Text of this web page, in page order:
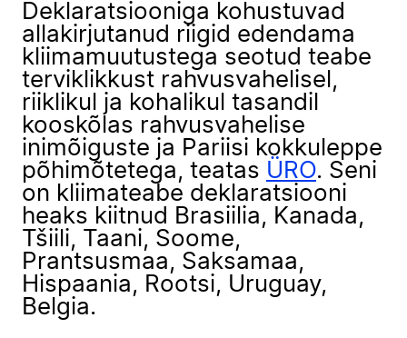
Deklaratsiooniga kohustuvad
allakirjutanud riigid edendama
kliimamuutustega seotud teabe
terviklikkust rahvusvahelisel,
riiklikul ja kohalikul tasandil
kooskõlas rahvusvahelise
inimõiguste ja Pariisi kokkuleppe
põhimõtetega, teatas ÜRO. Seni
on kliimateabe deklaratsiooni
heaks kiitnud Brasiilia, Kanada,
Tšiili, Taani, Soome,
Prantsusmaa, Saksamaa,
Hispaania, Rootsi, Uruguay,
Belgia.